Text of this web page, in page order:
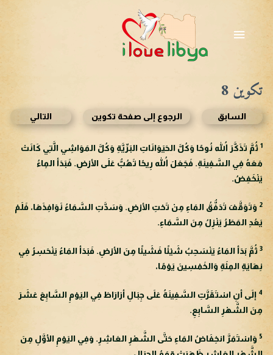
المحتوىالقائمة
الرئيسية
تكوين 8
السابق الرجوع إلى صفحة تكوين التالي
1 ثُمَّ تَذَكَّرَ اللهُ نُوحًا وَكُلَّ الحَيَوَانَاتِ البَرِّيَّةِ وَكُلَّ المَوَاشِي الَّتِي كَانَتْ
مَعَهُ فِي السَّفِينَةِ. فَجَعَلَ اللهُ رِيحًا تَهُبُّ عَلَى الأرْضِ. فَبَدَأ المِاءُ
يَنْخَفِضُ.
2 وَتَوَقَّفَ تَدَفُّقُ المَاءِ مِنْ تَحْتِ الأرْضِ. وَسَدَّتِ السَّمَاءُ نَوَافِذَهَا، فَلَمْ
يَعُدِ المَطَرُ يَنْزِلُ مِنَ السَّمَاءِ.
3 ثُمَّ بَدَأ المَاءُ يَنْسَحِبُ شَيْئًا فَشَيئًا مِنَ الأرْضِ. فَبَدَأ المَاءُ يَنْحَسِرُ فِي
نِهَايَةِ المِئَةِ وَالخَمْسِينَ يَوْمًا،
4 إلَى أنِ اسْتَقَرَّتِ السَّفِينَةُ عَلَى جِبَالِ أرَارَاطَ فِي اليَوْمِ السَّابِعَ عَشَرَ
مِنَ الشَّهْرِ السَّابِعِ.
5 وَاسْتَمَرَّ انخِفَاضُ المَاءِ حَتَّى الشَّهْرِ العَاشِرِ. وَفِي اليَوْمِ الأوَّلِ مِنَ